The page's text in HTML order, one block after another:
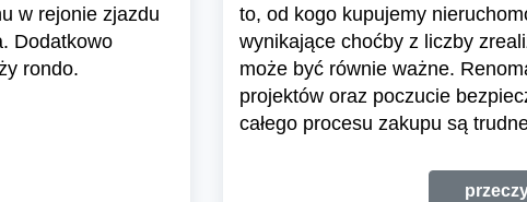
w rejonie zjazdu
Dodatkowo
rondo.
to, od kogo kupujemy
wynikające choćby z liczby
może być równie ważne.
projektów oraz poczucie
całego procesu zakupu są